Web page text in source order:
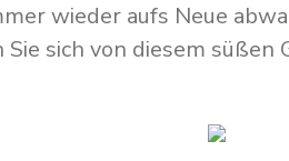
wieder aufs Neue
sich von diesem süßen